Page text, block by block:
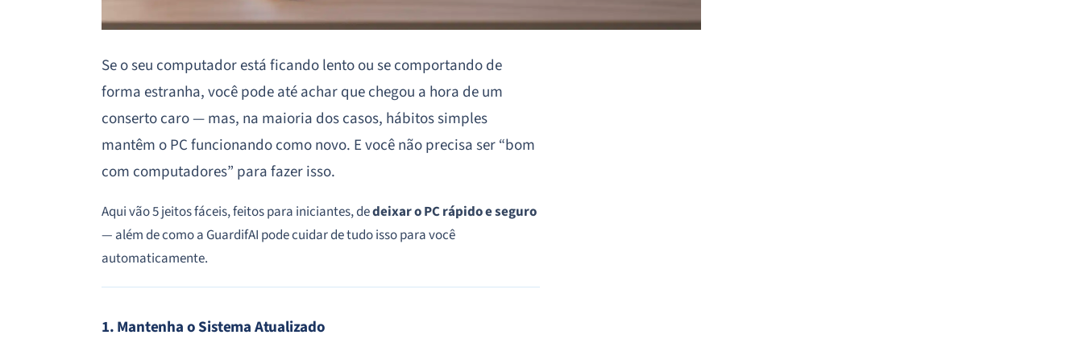
Se o seu computador está ficando lento ou se comportando de
forma estranha, você pode até achar que chegou a hora de um
conserto caro — mas, na maioria dos casos, hábitos simples
mantêm o PC funcionando como novo. E você não precisa ser “bom
com computadores” para fazer isso.
Aqui vão 5 jeitos fáceis, feitos para iniciantes, dedeixar o PC rápido e seguro
— além de como a GuardifAI pode cuidar de tudo isso para você
automaticamente.
1. Mantenha o Sistema Atualizado